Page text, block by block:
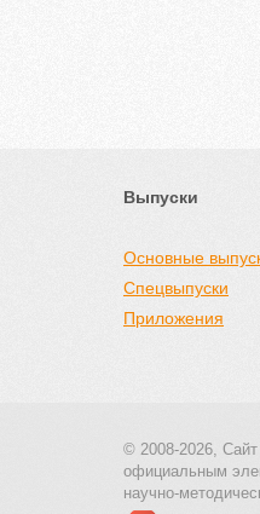
Выпуски
Основные
Спецвыпуски
Приложения
© 2008-2026, Сайт
официальным
научно-